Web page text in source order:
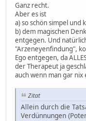
Ganz recht.
Aber es ist
a) so schön simpel und
b) dem magischen
entgegen. Und
"Arzeneyenfindung",
Ego entgegen, da
der Therapeut ja
auch wenn man gar
Zitat
Allein durch die
Verdünnungen